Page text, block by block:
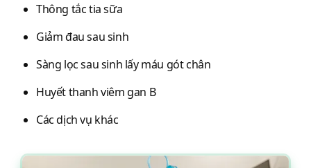
Thông tắc tia sữa
Giảm đau sau sinh
Sàng lọc sau sinh lấy máu gót chân
Huyết thanh viêm gan B
Các dịch vụ khác